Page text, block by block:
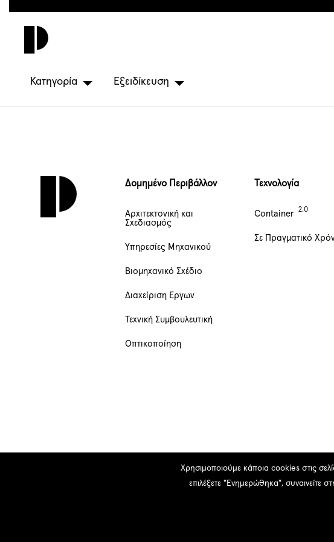
περιεχόμενοΚατηγορία Εξειδίκευση
Δομημένο Περιβάλλον
Αρχιτεκτονική και
Σχεδιασμός
Υπηρεσίες Μηχανικού
Βιομηχανικό Σχέδιο
Διαχείριση Έργων
Τεχνική Συμβουλευτική
Οπτικοποίηση
Τεχνολογία
Container
Σε Πραγματικό
Χρησιμοποιούμε κάποια cookies στις
επιλέξετε "Ενημερώθηκα", συναινείτε